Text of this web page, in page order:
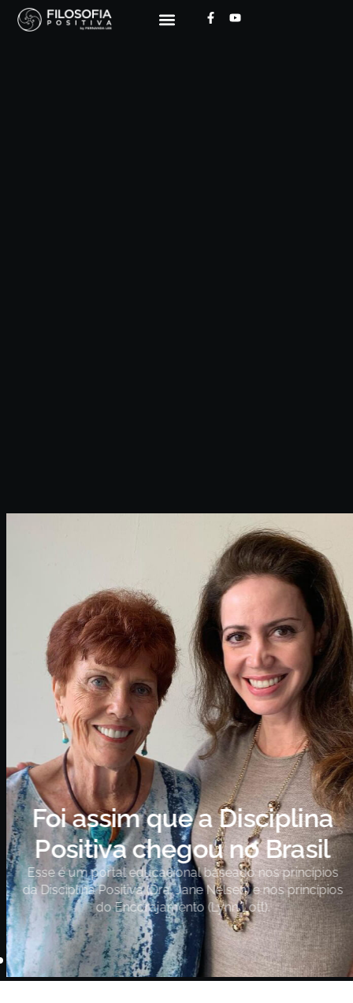
Foi assim que a Disciplina
Positiva chegou no Brasil
Esse é um portal educacional baseado nos princípios
da Disciplina Positiva (Dra. Jane Nelsen) e nos princípios
do Encorajamento (Lynn Lott).